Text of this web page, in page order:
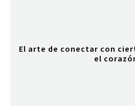
El arte de conectar con
el